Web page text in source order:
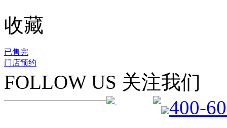
收藏
已售完
门店预约
FOLLOW US 关注我们
400-